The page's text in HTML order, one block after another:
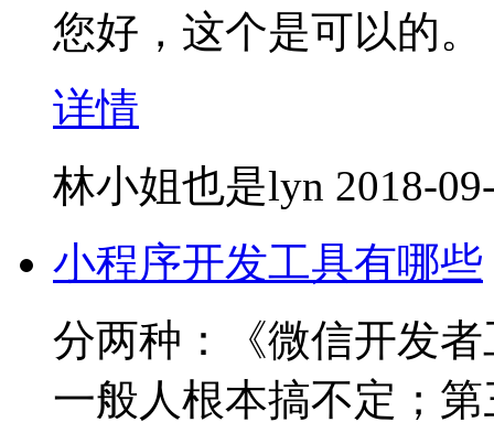
您好，这个是可以的。
详情
林小姐也是lyn 2018-
小程序开发工具有哪些
分两种：《微信开发
一般人根本搞不定；